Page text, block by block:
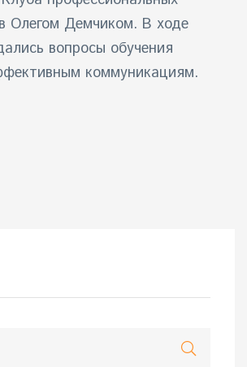
Олегом Демчиком. В ходе
вопросы обучения
коммуникациям.